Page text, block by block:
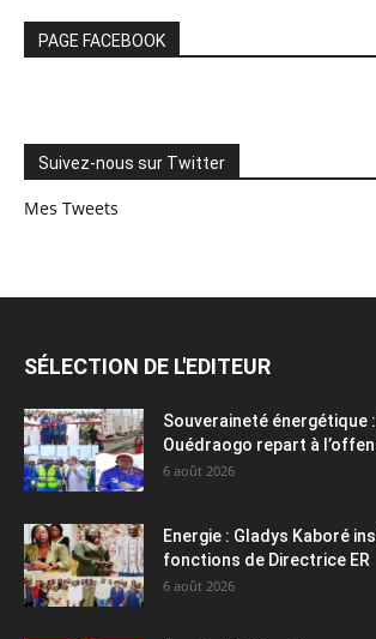
PAGE FACEBOOK
Suivez-nous sur Twitter
Mes Tweets
SÉLECTION DE L'EDITEUR
Souveraineté énergétique :
Ouédraogo repart à
6 août 2026
Energie : Gladys Kaboré
fonctions de Directrice ER
6 août 2026